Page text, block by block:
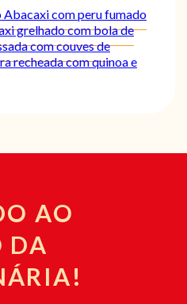
Abacaxi com peru fumado
grelhado com bola de
com couves de
recheada com quinoa e
AO
DA